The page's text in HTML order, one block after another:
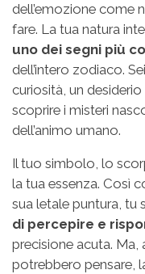
dell’emozione come
fare. La tua natura
uno dei segni più
dell’intero zodiaco.
curiosità, un
scoprire i misteri
dell’animo umano.
Il tuo simbolo, lo
la tua essenza. Così
sua letale puntura, tu
di percepire e
precisione acuta.
potrebbero pensare,